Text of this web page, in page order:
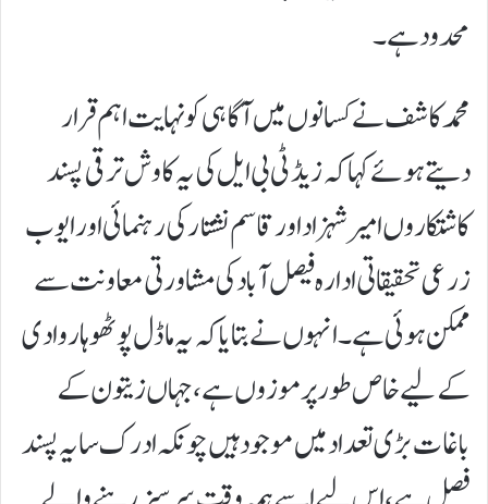
محدود ہے۔
محمد کاشف نے کسانوں میں آگاہی کو نہایت اہم قرار
دیتے ہوئے کہا کہ زیڈ ٹی بی ایل کی یہ کاوش ترقی پسند
کاشتکاروں امیر شہزاد اور قاسم نشتار کی رہنمائی اور ایوب
زرعی تحقیقاتی ادارہ فیصل آباد کی مشاورتی معاونت سے
ممکن ہوئی ہے۔انہوں نے بتایا کہ یہ ماڈل پوٹھوہار وادی
کے لیے خاص طور پر موزوں ہے، جہاں زیتون کے
باغات بڑی تعداد میں موجود ہیں چونکہ ادرک سایہ پسند